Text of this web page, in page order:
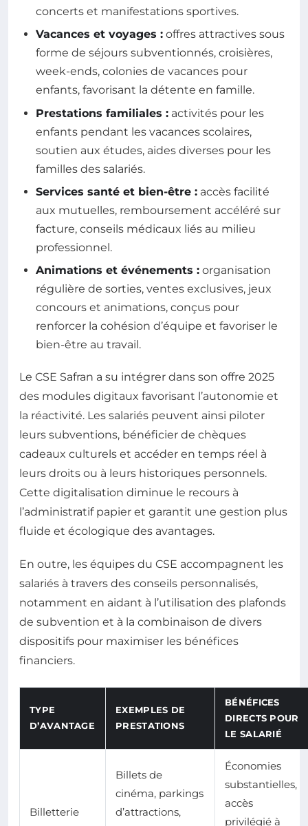
concerts et manifestations sportives.
Vacances et voyages : offres attractives sous
forme de séjours subventionnés, croisières,
week-ends, colonies de vacances pour
enfants, favorisant la détente en famille.
Prestations familiales : activités pour les
enfants pendant les vacances scolaires,
soutien aux études, aides diverses pour les
familles des salariés.
Services santé et bien-être : accès facilité
aux mutuelles, remboursement accéléré sur
facture, conseils médicaux liés au milieu
professionnel.
Animations et événements : organisation
régulière de sorties, ventes exclusives, jeux
concours et animations, conçus pour
renforcer la cohésion d’équipe et favoriser le
bien-être au travail.
Le CSE Safran a su intégrer dans son offre 2025
des modules digitaux favorisant l’autonomie et
la réactivité. Les salariés peuvent ainsi piloter
leurs subventions, bénéficier de chèques
cadeaux culturels et accéder en temps réel à
leurs droits ou à leurs historiques personnels.
Cette digitalisation diminue le recours à
l’administratif papier et garantit une gestion plus
fluide et écologique des avantages.
En outre, les équipes du CSE accompagnent les
salariés à travers des conseils personnalisés,
notamment en aidant à l’utilisation des plafonds
de subvention et à la combinaison de divers
dispositifs pour maximiser les bénéfices
financiers.
TYPE
D’AVANTAGE
EXEMPLES DE
PRESTATIONS
BÉNÉFICES
DIRECTS POUR
LE SALARIÉ
Billetterie
Billets de
cinéma, parkings
d’attractions,
Économies
substantielles,
accès
privilégié à